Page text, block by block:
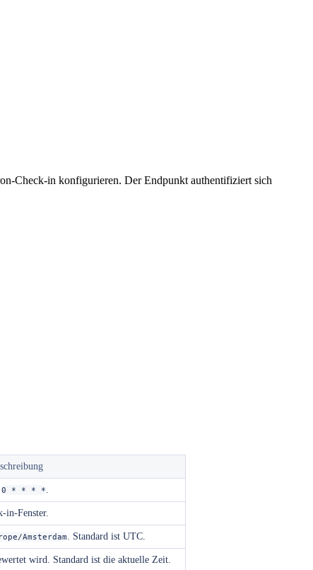
Check-in konfigurieren. Der Endpunkt authentifiziert sich
0 * * * *.
in-Fenster.
Amsterdam. Standard ist UTC.
wird. Standard ist die aktuelle Zeit.